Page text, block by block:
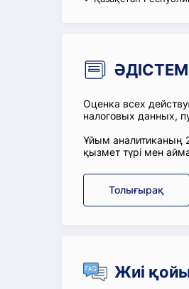
Оценка всех
налоговых данных,
Ұйым аналитиканың
қызмет түрі мен
Толығырақ
Жиі